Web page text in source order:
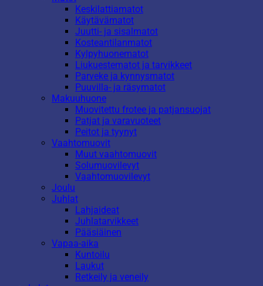
Keskilattiamatot
Käytävämatot
Juutti- ja sisalmatot
Kosteantilanmatot
Kylpyhuonematot
Liukuestematot ja tarvikkeet
Parveke ja kynnysmatot
Puuvilla- ja räsymatot
Makuuhuone
Muovitettu frotee ja patjansuojat
Patjat ja varavuoteet
Peitot ja tyynyt
Vaahtomuovit
Muut vaahtomuovit
Solumuovilevyt
Vaahtomuovilevyt
Joulu
Juhlat
Lahjaideat
Juhlatarvikkeet
Pääsiäinen
Vapaa-aika
Kuntoilu
Laukut
Retkeily ja veneily